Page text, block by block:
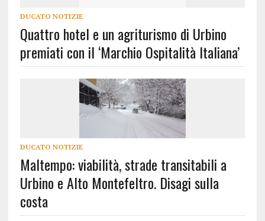
DUCATO NOTIZIE
Quattro hotel e un agriturismo di Urbino
premiati con il ‘Marchio Ospitalità Italiana’
DUCATO NOTIZIE
Maltempo: viabilità, strade transitabili a
Urbino e Alto Montefeltro. Disagi sulla
costa